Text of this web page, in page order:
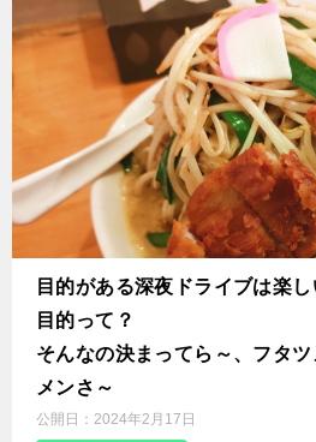
目的がある深夜ドライブは楽し
目的って？
そんなの決まってら～、フタ
メンさ～
公開日： 2024年2月17日